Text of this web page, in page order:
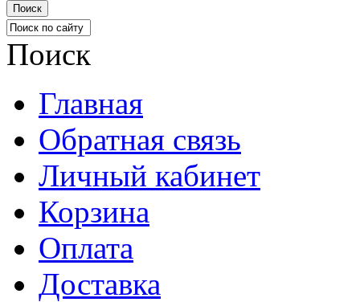
Поиск
Поиск
Главная
Обратная связь
Личный кабинет
Корзина
Оплата
Доставка